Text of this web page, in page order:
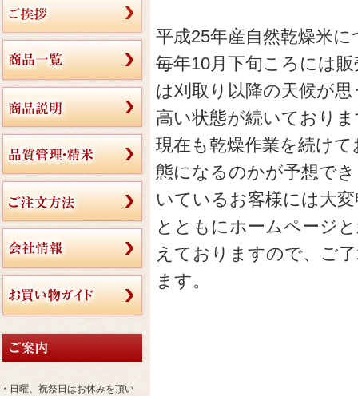
・日曜、祝祭日はお休みを頂い
平成25年産自然乾燥米
毎年10月下旬ころには
は刈取り以降の天候が
高い状態が続いており
現在も乾燥作業を続け
態になるのかが予想で
いているお客様には大
とともにホームページ
えておりますので、ご
ます。